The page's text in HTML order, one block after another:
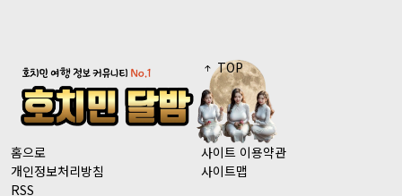
TOP
홈으로
사이트 이용약관
개인정보처리방침
사이트맵
RSS